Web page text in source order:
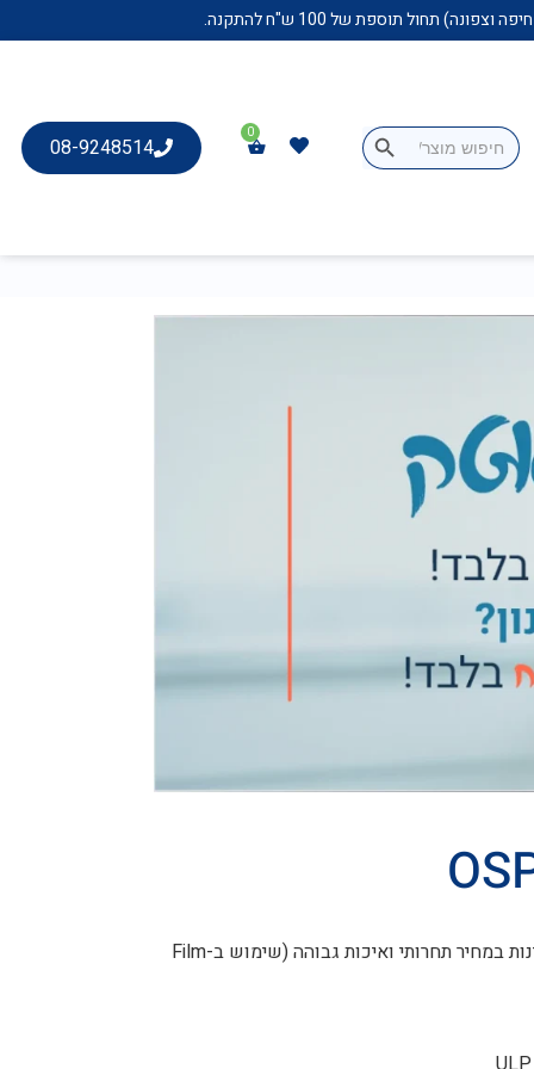
Search
for:
Search Button
08-9248514
ממברנות תוצרת חברת OSPURA מאופיינות במחיר תחרותי ואיכות גבוהה (שימוש ב-Film